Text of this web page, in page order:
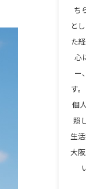
ち
と
た
心
ー
す
個
照
生
大